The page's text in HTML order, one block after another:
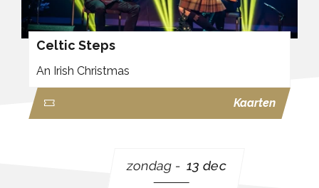
Celtic Steps
An Irish Christmas
Kaarten
zondag 13 dec